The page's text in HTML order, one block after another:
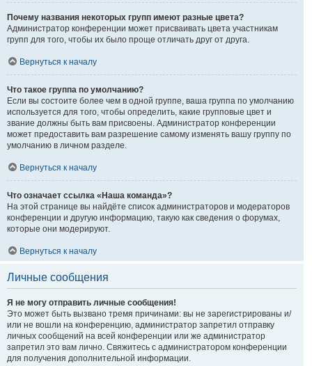
Почему названия некоторых групп имеют разные цвета?
Администратор конференции может присваивать цвета участникам
групп для того, чтобы их было проще отличать друг от друга.
Вернуться к началу
Что такое группа по умолчанию?
Если вы состоите более чем в одной группе, ваша группа по умолчанию
используется для того, чтобы определить, какие групповые цвет и
звание должны быть вам присвоены. Администратор конференции
может предоставить вам разрешение самому изменять вашу группу по
умолчанию в личном разделе.
Вернуться к началу
Что означает ссылка «Наша команда»?
На этой странице вы найдёте список администраторов и модераторов
конференции и другую информацию, такую как сведения о форумах,
которые они модерируют.
Вернуться к началу
Личные сообщения
Я не могу отправить личные сообщения!
Это может быть вызвано тремя причинами: вы не зарегистрированы и/
или не вошли на конференцию, администратор запретил отправку
личных сообщений на всей конференции или же администратор
запретил это вам лично. Свяжитесь с администратором конференции
для получения дополнительной информации.